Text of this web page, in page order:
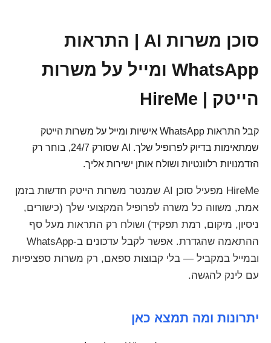
סוכן משרות AI | התראות
WhatsApp ומייל על משרות
הייטק | HireMe
קבל התראות WhatsApp אישיות ומייל על משרות הייטק
שמתאימות בדיוק לפרופיל שלך. AI שסורק 24/7, בוחר רק
הזדמנויות רלוונטיות ושולח אותן ישירות אליך.
HireMe מפעיל סוכן AI שמנטר משרות הייטק חדשות בזמן
אמת, משווה כל משרה לפרופיל המקצועי שלך (כישורים,
ניסיון, מיקום, רמת תפקיד) ושולח רק התראות מעל סף
ההתאמה שהגדרת. אפשר לקבל עדכונים ב-WhatsApp
ובמייל במקביל — בלי קבוצות ספאם, רק משרות ספציפיות
עם לינק להגשה.
יתרונות ומה תמצא כאן